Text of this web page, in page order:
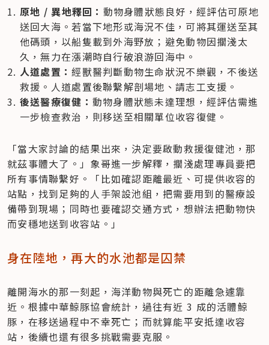
原地 / 異地釋回： 動物身體狀態良好，經評估可原地
送回大海。若當下地形或海況不佳，可將其運送至其
他碼頭，以船隻載到外海野放；避免動物因擱淺太
久，無力在漲潮時自行破浪游回海中。
人道處置：經獸醫判斷動物生命狀況不樂觀，不後送
救援。人道處置後聯繫解剖場地、請志工支援。
後送醫療復健： 動物身體狀態未達理想，經評估需進
一步檢查救治，則移送至相關單位收容復健。
「當大家討論的結果出來，決定要啟動救援復健池，那
就茲事體大了。」象哥進一步解釋，擱淺處理專員要把
所有事情聯繫好。「比如確認距離最近、可提供收容的
站點，找到足夠的人手架設池組，把需要用到的醫療設
備帶到現場；同時也要確認交通方式，想辦法把動物快
而安穩地送到收容站。」
身在陸地，再大的水池都是囚禁
離開海水的那一刻起，海洋動物與死亡的距離急遽靠
近。根據中華鯨豚協會統計，過往有近 3 成的活體鯨
豚，在移送過程中不幸死亡；而就算能平安抵達收容
站，後續也還有很多挑戰需要克服。